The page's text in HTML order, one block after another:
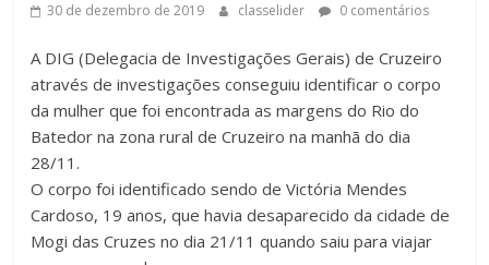
30 de dezembro de 2019 classelider 0 comentários
A DIG (Delegacia de Investigações Gerais) de Cruzeiro
através de investigações conseguiu identificar o corpo
da mulher que foi encontrada as margens do Rio do
Batedor na zona rural de Cruzeiro na manhã do dia
28/11.
O corpo foi identificado sendo de Victória Mendes
Cardoso, 19 anos, que havia desaparecido da cidade de
Mogi das Cruzes no dia 21/11 quando saiu para viajar